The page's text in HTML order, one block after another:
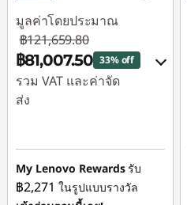
มูลค่าโดยประมาณ
฿121,659.80
฿81,007.50 33% off
รวม VAT และค่าจัด
ส่ง
฿40,652.30
ใช้ eCoupon :
My Lenovo Rewardsรับ
฿2,271 ในรูปแบบรางวัล